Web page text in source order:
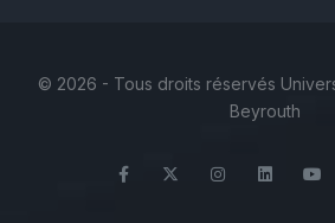
© 2026 - Tous droits réservés
Beyrouth
FacebookTwitter Instagram